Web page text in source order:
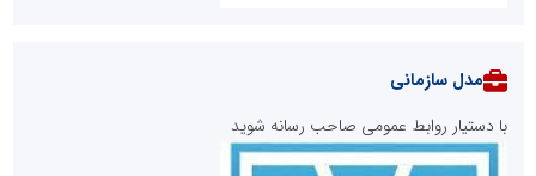
مدل سازمانی
با دستیار روابط عمومی صاحب رسانه شوید